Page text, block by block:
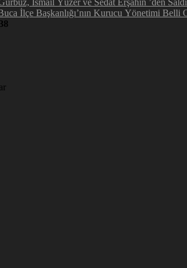
İsmail Yüzer ve Sedat Erşahin ’den
İlçe Başkanlığı’nın Kurucu Yönetimi Belli